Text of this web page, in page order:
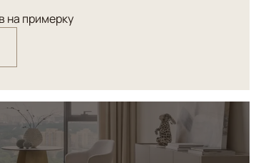
на примерку